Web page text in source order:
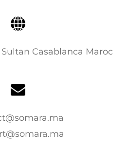
Casablanca Maroc